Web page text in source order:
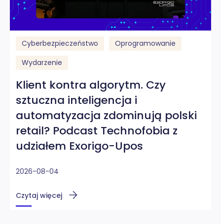
Cyberbezpieczeństwo
Oprogramowanie
Wydarzenie
Klient kontra algorytm. Czy
sztuczna inteligencja i
automatyzacja zdominują polski
retail? Podcast Technofobia z
udziałem Exorigo-Upos
2026-08-04
Czytaj więcej